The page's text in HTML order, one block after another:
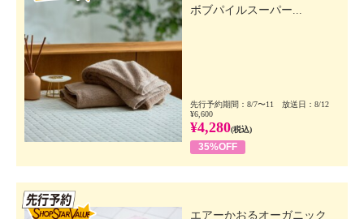
ボブパイルスーパー...
先行予約期間：8/7〜11 放送日：8/12
¥6,600
¥4,280(税込)
35%OFF
エアーかおるオーガニック